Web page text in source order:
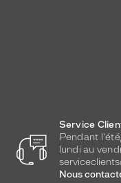
Service
Pendant
lundi au
Nous